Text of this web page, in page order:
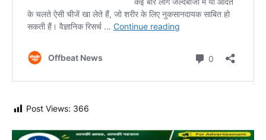
Post Views: 366